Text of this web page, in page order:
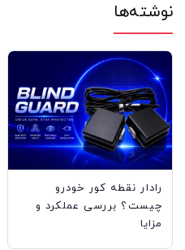
نوشته‌ها
رادار نقطه کور خودرو
چیست؟ بررسی عملکرد و
مزایا